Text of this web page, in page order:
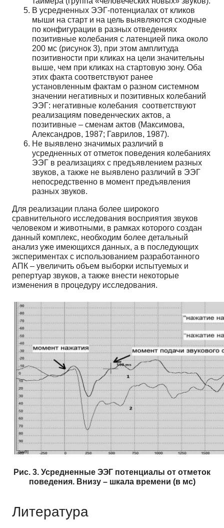
В усредненных ЭЭГ-потенциалах от кликов
мыши на старт и на цель выявляются сходные
по конфигурации в разных отведениях
позитивные колебания с латенцией пика около
200 мс (рисунок 3), при этом амплитуда
позитивности при кликах на цели значительны
выше, чем при кликах на стартовую зону. Оба
этих факта соответствуют ранее
установленным фактам о разном системном
значении негативных и позитивных колебаний
ЭЭГ: негативные колебания соответствуют
реализациям поведенческих актов, а
позитивные – сменам актов (Максимова,
Александров, 1987; Гаврилов, 1987).
Не выявлено значимых различий в
усредненных от отметок поведения колебаниях
ЭЭГ в реализациях с предъявлением разных
звуков, а также не выявлено различий в ЭЭГ
непосредственно в момент предъявления
разных звуков.
Для реализации плана более широкого
сравнительного исследования восприятия звуков
человеком и животными, в рамках которого создан
данный комплекс, необходим более детальный
анализ уже имеющихся данных, а в последующих
экспериментах с использованием разработанного
АПК – увеличить объем выборки испытуемых и
репертуар звуков, а также внести некоторые
изменения в процедуру исследования.
Рис. 3. Усредненные ЭЭГ потенциалы от отметок
поведения. Внизу – шкала времени (в мс)
Литература